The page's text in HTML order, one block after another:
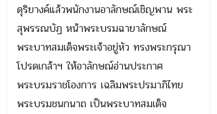
ดุริยางค์แล้วพนักงานอาลักษณ์เชิญพาน พระ
สุพรรณบัฏ หน้าพระบรมฉายาลักษณ์
พระบาทสมเด็จพระเจ้าอยู่หัว ทรงพระกรุณา
โปรดเกล้าฯ ให้อาลักษณ์อ่านประกาศ
พระบรมราชโองการ เฉลิมพระปรมาภิไทย
พระบรมชนกนาถ เป็นพระบาทสมเด็จ